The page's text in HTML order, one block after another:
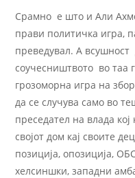
Срамно е што и Али
прави политичка игра,
преведувал. А
соучесништвото во таа
грозоморна игра на
да се случува само во
преседател на влада
својот дом кај своите
позиција, опозиција,
хелсиншки, западни